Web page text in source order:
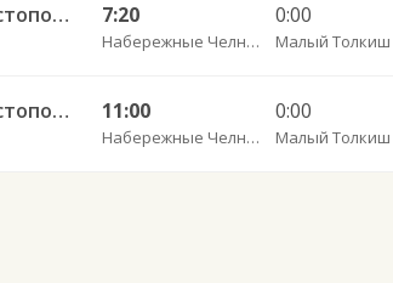
Набережные Челны АВ — Чистополь АВ 619РТ 7:20
Набережные Челны АВ
0:00
Набережные Челны АВ — Чистополь АВ 619РТ 11:00
Набережные Челны АВ
0:00